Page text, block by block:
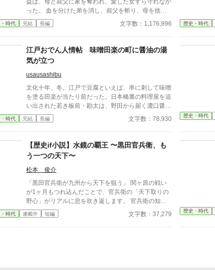
しながら少しづつ心を開いていった――その矢先のこ
に、何故か兄清之進に凶刃が迫り――。 とある秘密
史事件などは、史実を踏んでいます。 皆さまご評価
頂きありがとうございました。大変嬉しいです！ 今
後も精進してまいります！
益は、母と叔父に家を奪われ、愛した女すら守れなか
った。 血を分けた弟を消し、叔父を斬り、母を捨て
て城を出た夜―― のちに織田信長のもとで名を上げ
る男の、長い流浪が始まる。
時代 完結 長編 文字数：1,176,896 歴史・時代
江戸おでん人情帖 味噌田楽の町に醤油の湯
気が立つ
usausashibu
文化十年、冬。江戸で豆腐といえば、串に刺して味噌
を塗る田楽が当たり前だった。日本橋裏の料理屋を追
い出された若き板前・勘太は、野田から届く濃口醤油
に出会い、豆腐を焼かずに醤油出汁で煮る屋台を始め
る。最初は「黒い豆腐」と笑われ、客も銭も足りな
の意地、長屋の子どもの空腹を少しずつ温めていく。
やがてその新しい味は、味噌田楽を守る者や老舗料理
屋の反発を招く。だが、町の人々の舌と湯気が、名も
なき煮込みを「おでん」と呼び始める。古い味を捨て
ず、新しい味を煮直す、江戸の食と人情の物語。
時代 完結 長編 文字数：78,930 歴史・時代
【歴史if小説】水鏡の覇王 〜黒田官兵衛、も
う一つの天下〜
松本 俊介
「黒田官兵衛が九州から天下を狙う」 関ヶ原の戦い
が1ヶ月もつれ込んだことで、官兵衛の「天下取りの
野心」がリアルに息を吹き返します。 官兵衛の知
略、加藤清正や島津との駆け引き、そして豊臣秀頼を
擁した「九州王国」の建国から徳川家康との決戦など
時代 連載中 短編 文字数：37,279 歴史・時代